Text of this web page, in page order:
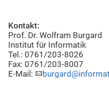
Kontakt:
Prof. Dr. Wolfram Burgard
Institut für Informatik
Tel.: 0761/203-8026
Fax: 0761/203-8007
E-Mail: